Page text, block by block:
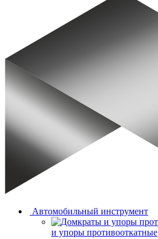
Автомобильный инструмент
и упоры противооткатные